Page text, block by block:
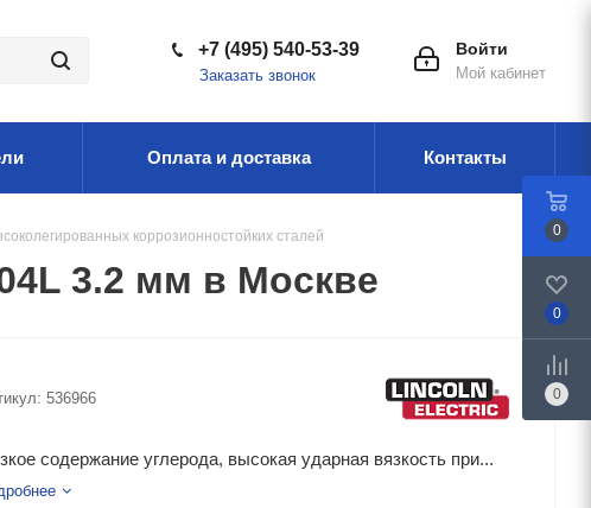
Войти
Мой кабинет
+7 (495) 540-53-39
Заказать звонок
Оплата и доставка Контакты
коррозионностойких сталей
3.2 мм в Москве
536966
содержание углерода, высокая ударная вязкость при...
0
0
0